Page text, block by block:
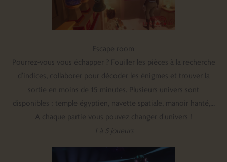
Escape room
Pourrez-vous vous échapper ? Fouiller les pièces à la recherche
d'indices, collaborer pour décoder les énigmes et trouver la
sortie en moins de 15 minutes. Plusieurs univers sont
disponibles : temple égyptien, navette spatiale, manoir hanté,...
A chaque partie vous pouvez changer d'univers !
1 à 5 joueurs